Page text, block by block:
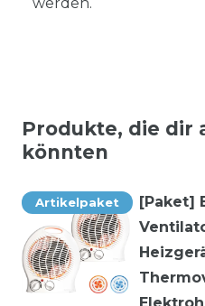
Produkte, die dir
könnten
Artikelpaket
[Paket]